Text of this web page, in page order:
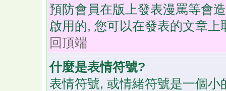
預防會員在版上發表漫罵等會
啟用的, 您可以在發表的文章上
回頂端
什麼是表情符號?
表情符號, 或情緒符號是一個